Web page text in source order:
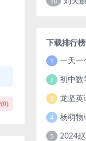
0)
下载排行榜
1
2
3
4
5